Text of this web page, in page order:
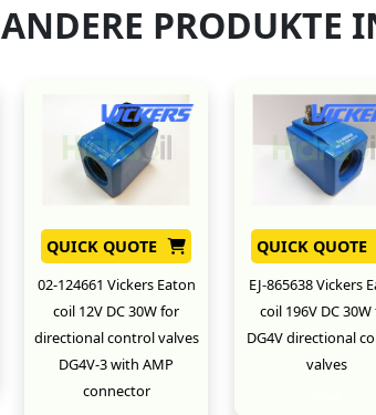
ANDERE PRODUKTE
QUICK QUOTE
02-124661 Vickers Eaton
coil 12V DC 30W for
directional control valves
DG4V-3 with AMP
connector
QUICK QUOTE
EJ-865638 Vickers
coil 196V DC
DG4V directional
valves